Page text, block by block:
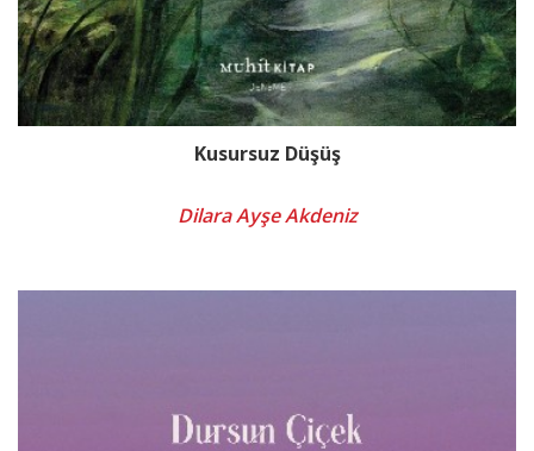
Kusursuz Düşüş
Dilara Ayşe Akdeniz